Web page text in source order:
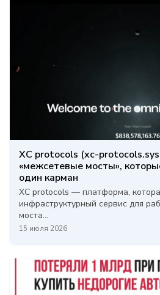
XC protocols (xc-
«межсетевые мосты»,
один карман
XC protocols — платформа,
инфраструктурный сервис для
моста...
15 июля 2026